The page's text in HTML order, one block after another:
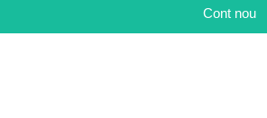
Cont nou